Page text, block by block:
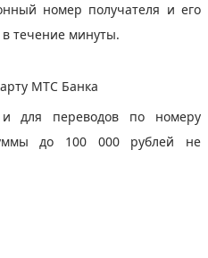
номер получателя и его
в течение минуты.
МТС Банка
для переводов по номеру
до 100 000 рублей не